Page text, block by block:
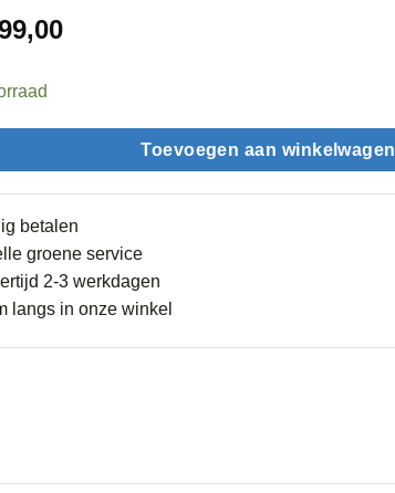
Toevoegen aan winkelwagen
betalen
groene service
2-3 werkdagen
langs in onze winkel